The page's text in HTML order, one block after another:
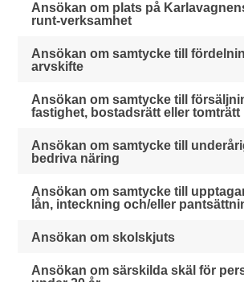
Ansökan om plats på
runt-verksamhet
Ansökan om samtycke till
arvskifte
Ansökan om samtycke till
fastighet, bostadsrätt eller tomträtt
Ansökan om samtycke till
bedriva näring
Ansökan om samtycke till
lån, inteckning och/eller
Ansökan om skolskjuts
Ansökan om särskilda skäl för